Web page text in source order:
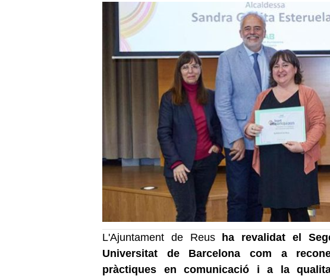
L'Ajuntament de Reusha revalidat el
Universitat de Barcelona com a
pràctiques en comunicació i a la